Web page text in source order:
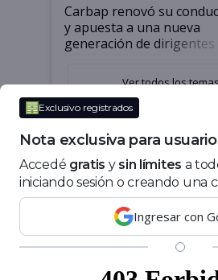
Carbap renovó su
y apuesta a una nueva
generación de dirigentes
Ver todos los
Insumos
Exclusivo registrados
Nota exclusiva para
Accedé gratis y sin límites a
iniciando sesión o creando una
Ingresar con